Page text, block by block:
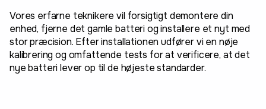
Vores erfarne teknikere vil forsigtigt demontere din
enhed, fjerne det gamle batteri og installere et nyt med
stor præcision. Efter installationen udfører vi en nøje
kalibrering og omfattende tests for at verificere, at det
nye batteri lever op til de højeste standarder.